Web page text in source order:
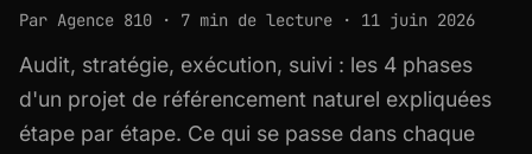
Par Agence 810 · 7 min de lecture · 11 juin 2026
Audit, stratégie, exécution, suivi : les 4 phases
d'un projet de référencement naturel expliquées
étape par étape. Ce qui se passe dans chaque